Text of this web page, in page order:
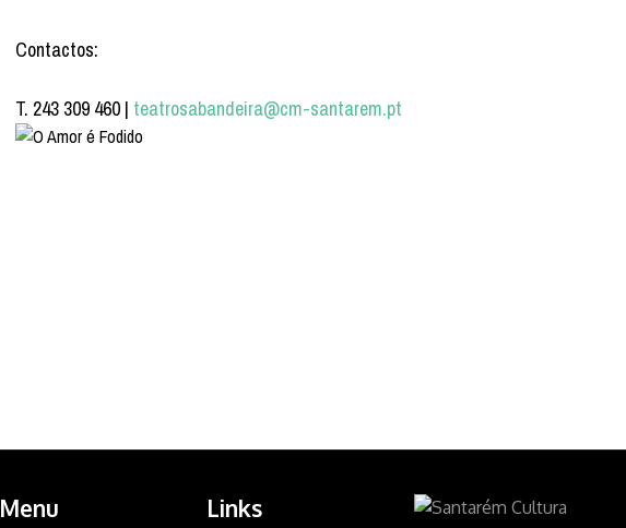
Contactos:
T. 243 309 460 | teatrosabandeira@cm-santarem.pt
Menu Links